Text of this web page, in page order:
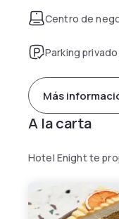
Centro de
Parking
Más
A la carta
Hotel Enight te